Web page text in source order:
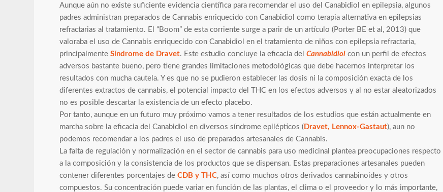
Aunque aún no existe suficiente evidencia científica para recomendar el uso del Canabidiol en epilepsia, algunos
padres administran preparados de Cannabis enriquecido con Canabidiol como terapia alternativa en epilepsias
refractarias al tratamiento. El “Boom” de esta corriente surge a parir de un artículo (Porter BE et al, 2013) que
valoraba el uso de Cannabis enriquecido con Canabidiol en el tratamiento de niños con epilepsia refractaria,
principalmente Síndrome de Dravet. Este estudio concluye la eficacia delCannabidiol con un perfil de efectos
adversos bastante bueno, pero tiene grandes limitaciones metodológicas que debe hacernos interpretar los
resultados con mucha cautela. Y es que no se pudieron establecer las dosis ni la composición exacta de los
diferentes extractos de cannabis, el potencial impacto del THC en los efectos adversos y al no estar aleatorizados
no es posible descartar la existencia de un efecto placebo.
Por tanto, aunque en un futuro muy próximo vamos a tener resultados de los estudios que están actualmente en
marcha sobre la eficacia del Canabidiol en diversos síndrome epilépticos ( Dravet, Lennox-Gastaut), aun no
podemos recomendar a los padres el uso de preparados artesanales de Cannabis.
La falta de regulación y normalización en el sector de cannabis para uso medicinal plantea preocupaciones respecto
a la composición y la consistencia de los productos que se dispensan. Estas preparaciones artesanales pueden
contener diferentes porcentajes deCDB y THC, así como muchos otros derivados cannabinoides y otros
compuestos. Su concentración puede variar en función de las plantas, el clima o el proveedor y lo más importante,